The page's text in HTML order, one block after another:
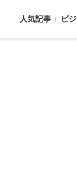
人気記事 ビ